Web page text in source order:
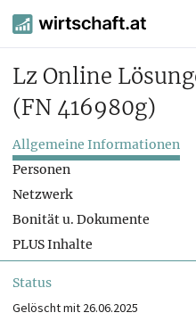
Lz Online
(FN 416980g)
Allgemeine Informationen
Personen
Netzwerk
Bonität u. Dokumente
PLUS Inhalte
Status
Gelöscht mit 26.06.2025